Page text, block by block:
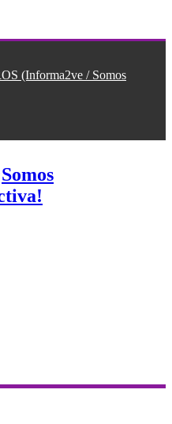
(Informa2ve / Somos